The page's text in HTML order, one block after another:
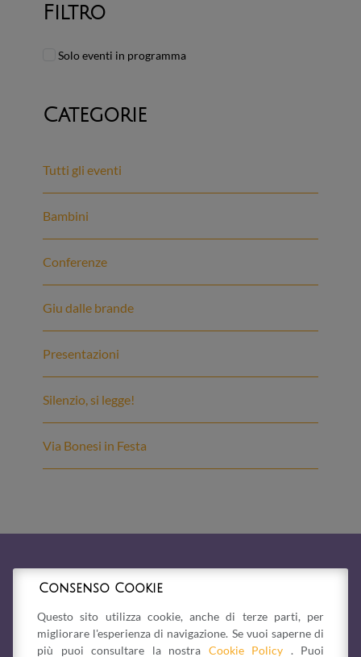
Filtro
Solo eventi in programma
Categorie
Tutti gli eventi
Bambini
Conferenze
Giu dalle brande
Presentazioni
Silenzio, si legge!
Via Bonesi in Festa
Consenso Cookie
Questo sito utilizza cookie, anche di terze parti, per
migliorare l'esperienza di navigazione. Se vuoi saperne di
più puoi consultare la nostra Cookie Policy . Puoi